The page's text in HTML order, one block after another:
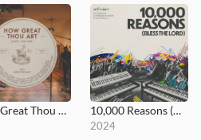
How Great Thou Art (Until That Day) 10,000 Reasons (Bless the Lord)
2024